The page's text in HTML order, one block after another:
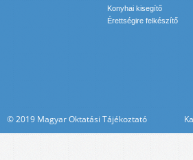
Konyhai kisegítő
Érettségire felkészítő
© 2019 Magyar Oktatási Tájékoztató